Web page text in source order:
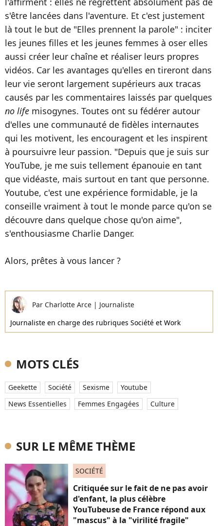
s'être lancées dans l'aventure. Et c'est justement
là tout le but de "Elles prennent la parole" : inciter
les jeunes filles et les jeunes femmes à oser elles
aussi créer leur chaîne et réaliser leurs propres
vidéos. Car les avantages qu'elles en tireront dans
leur vie seront largement supérieurs aux tracas
causés par les commentaires laissés par quelques
no life misogynes. Toutes ont su fédérer autour
d'elles une communauté de fidèles internautes
qui les motivent, les encouragent et les inspirent
à poursuivre leur passion. "Depuis que je suis sur
YouTube, je me suis tellement épanouie en tant
que vidéaste, mais surtout en tant que personne.
Youtube, c'est une expérience formidable, je la
conseille vraiment à tout le monde parce qu'on se
découvre dans quelque chose qu'on aime",
s'enthousiasme Charlie Danger.
Alors, prêtes à vous lancer ?
Par Charlotte Arce | Journaliste
Journaliste en charge des rubriques Société et Work
MOTS CLÉS
Geekette Société Sexisme
Youtube
News Essentielles
Femmes Engagées Culture
SUR LE MÊME THÈME
SOCIÉTÉ
Critiquée sur le fait de ne pas avoir
d'enfant, la plus célèbre
YouTubeuse de France répond aux
"mascus" à la "virilité fragile"